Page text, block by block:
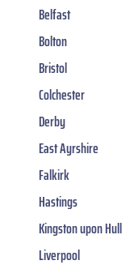
Belfast
Bolton
Bristol
Colchester
Derby
East Ayrshire
Falkirk
Hastings
Kingston upon Hull
Liverpool